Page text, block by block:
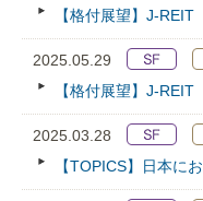
【格付展望】J-REIT
2025.05.29
【格付展望】J-REIT
2025.03.28
【TOPICS】日本に